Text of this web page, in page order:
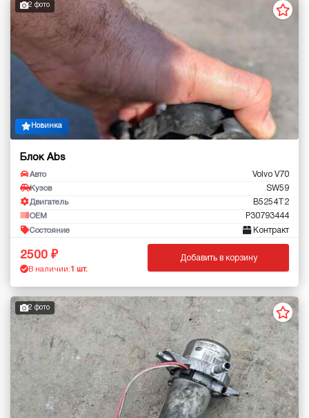
2 фото
Новинка
Блок Abs
Авто Volvo V70
Кузов SW59
Двигатель B5254T2
OEM P30793444
Состояние Контракт
2500
В наличии: 1 шт.
Добавить в корзину
2 фото